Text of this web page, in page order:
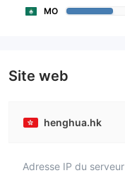
MO
Site web
henghua.hk
Adresse IP du serveur